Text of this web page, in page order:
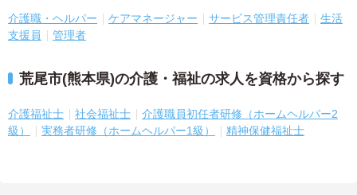
介護職・ヘルパー ケアマネージャー サービス管理責任者
生活
支援員
管理者
荒尾市(熊本県)の介護・福祉の求人を資格から探す
介護福祉士 社会福祉士
介護職員初任者研修（ホームヘルパー2
級）
実務者研修（ホームヘルパー1級） 精神保健福祉士